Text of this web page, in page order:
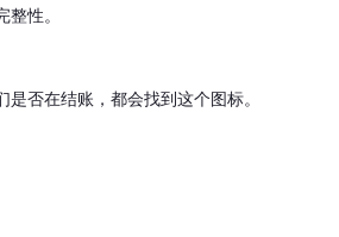
性。
否在结账，都会找到这个图标。